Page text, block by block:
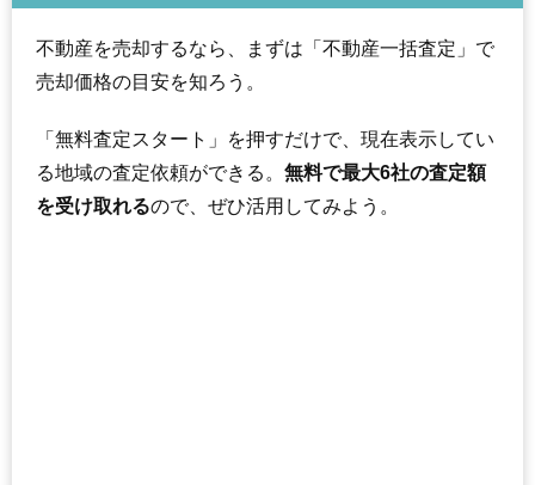
不動産を売却するなら、まずは「不動産一括査定」で
売却価格の目安を知ろう。
「無料査定スタート」を押すだけで、現在表示してい
る地域の査定依頼ができる。 無料で最大6社の査定額
を受け取れるので、ぜひ活用してみよう。